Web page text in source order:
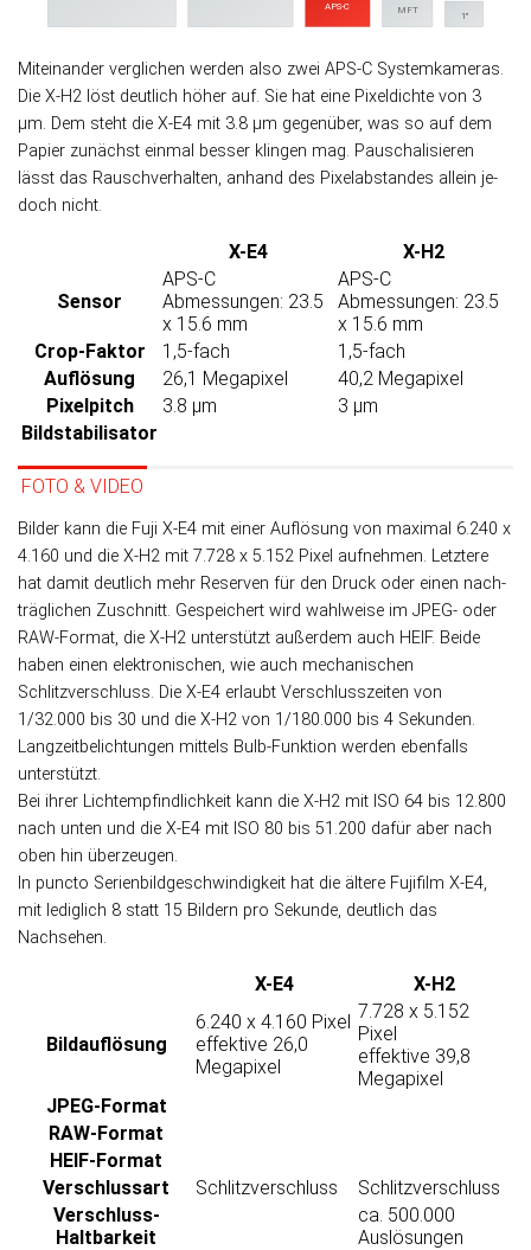
APS-C MFT
1"
Miteinander verglichen werden also zwei APS-C System­kameras.
Die X-H2 löst deut­lich höher auf. Sie hat eine Pixel­dichte von 3
µm. Dem steht die X-E4 mit 3.8 µm ge­gen­über, was so auf dem
Papier zu­nächst ein­mal bes­ser klin­gen mag. Pau­scha­li­sieren
lässt das Rausch­ver­hal­ten, an­hand des Pixel­ab­stan­des allein je­
doch nicht.
X-E4 X-H2
Sensor
APS-C
Abmessungen: 23.5
x 15.6 mm
APS-C
Abmessungen: 23.5
x 15.6 mm
Crop-Faktor
1,5-fach
1,5-fach
Auflösung
26,1 Megapixel
40,2 Megapixel
Pixelpitch
3.8 µm
3 µm
Bildstabilisator
FOTO & VIDEO
Bilder kann die Fuji X-E4 mit einer Auf­lö­sung von maxi­mal 6.240 x
4.160 und die X-H2 mit 7.728 x 5.152 Pixel auf­neh­men. Letz­tere
hat da­mit deut­lich mehr Re­ser­ven für den Druck oder einen nach­
träg­lichen Zu­schnitt. Ge­spei­chert wird wahl­weise im JPEG- oder
RAW-Format, die X-H2 unter­stützt außer­dem auch HEIF. Beide
haben einen elektronischen, wie auch mechanischen
Schlitzverschluss. Die X-E4 er­laubt Ver­schluss­zei­ten von
1/32.000 bis 30 und die X-H2 von 1/180.000 bis 4 Sekun­den.
Lang­zeit­be­lich­tun­gen mit­tels Bulb-Funk­tion werden eben­falls
unterstützt.
Bei ihrer Licht­emp­find­lich­keit kann die X-H2 mit ISO 64 bis 12.800
nach unten und die X-E4 mit ISO 80 bis 51.200 dafür aber nach
oben hin überzeugen.
In puncto Serien­bild­ge­schwin­dig­keit hat die ältere Fujifilm X-E4,
mit ledig­lich 8 statt 15 Bildern pro Sekunde, deut­lich das
Nachsehen.
X-E4 X-H2
Bild­auflösung
6.240 x 4.160 Pixel
effektive 26,0
Megapixel
7.728 x 5.152
Pixel
effektive 39,8
Megapixel
JPEG-Format
RAW-Format
HEIF-Format
Verschluss­art
Schlitzverschluss
Schlitzverschluss
Verschluss-
Haltbarkeit
ca. 500.000
Auslösungen